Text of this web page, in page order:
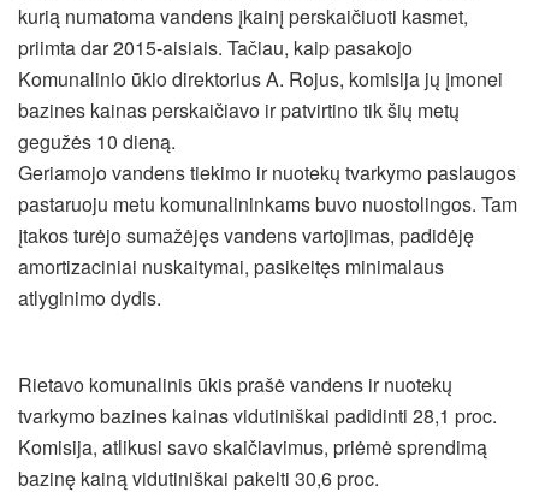
kurią numatoma vandens įkainį perskaičiuoti kasmet,
priimta dar 2015-aisiais. Tačiau, kaip pasakojo
Komunalinio ūkio direktorius A. Rojus, komisija jų įmonei
bazines kainas perskaičiavo ir patvirtino tik šių metų
gegužės 10 dieną.
Geriamojo vandens tiekimo ir nuotekų tvarkymo paslaugos
pastaruoju metu komunalininkams buvo nuostolingos. Tam
įtakos turėjo sumažėjęs vandens vartojimas, padidėję
amortizaciniai nuskaitymai, pasikeitęs minimalaus
atlyginimo dydis.
Rietavo komunalinis ūkis prašė vandens ir nuotekų
tvarkymo bazines kainas vidutiniškai padidinti 28,1 proc.
Komisija, atlikusi savo skaičiavimus, priėmė sprendimą
bazinę kainą vidutiniškai pakelti 30,6 proc.